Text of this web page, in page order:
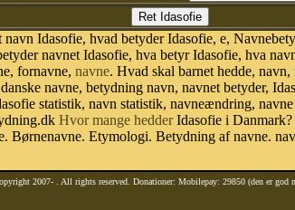
Idasofie, hvad betyder Idasofie, e,
navnet Idasofie, hva betyr Idasofie, hva
fornavne, navne. Hvad skal barnet hedde,
navne, betydning navn, navnet betyder,
statistik, navn statistik, navneændring,
Hvor mange hedderIdasofie i
Børnenavne. Etymologi. Betydning af navne.
2007- . All rights reserved. Donationer: Mobilepay: 29850 (den er god